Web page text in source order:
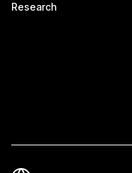
Research